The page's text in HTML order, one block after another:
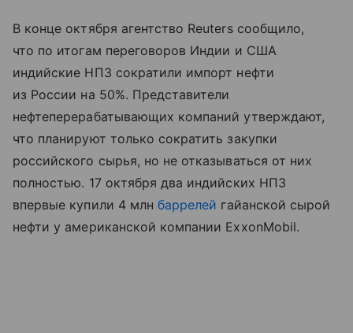
В конце октября агентство Reuters сообщило,
что по итогам переговоров Индии и США
индийские НПЗ сократили импорт нефти
из России на 50%. Представители
нефтеперерабатывающих компаний утверждают,
что планируют только сократить закупки
российского сырья, но не отказываться от них
полностью. 17 октября два индийских НПЗ
впервые купили 4 млнбаррелей гайанской сырой
нефти у американской компании ExxonMobil.